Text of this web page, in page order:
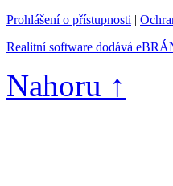
Prohlášení o přístupnosti |
Realitní software dodává
Nahoru ↑